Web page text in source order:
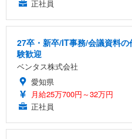
正社員
27卒・新卒/IT事務/会議資料
験歓迎
ベンタス株式会社
愛知県
月給25万700円～32万円
正社員